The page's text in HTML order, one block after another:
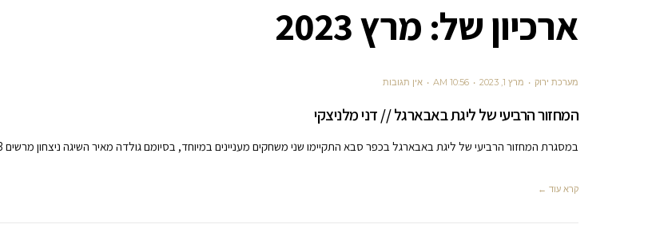
ארכיון של: מרץ 2023
מערכת ירוק מרץ 1, 2023 10:56 AM אין תגובות
המחזור הרביעי של ליגת באבארגל // דני מלניצקי
במסגרת המחזור הרביעי של ליגת באבארגל בכפר סבא התקיימו שני משחקים מעניינים במיוחד, בסיומם גולדה מאיר השיגה ניצחון מרשים 1:3
קרא עוד ←